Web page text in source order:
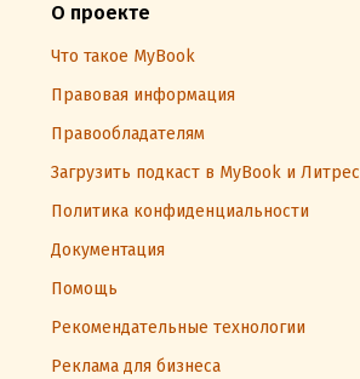
О проекте
Что такое MyBook
Правовая информация
Правообладателям
Загрузить подкаст в MyBook и Литрес
Политика конфиденциальности
Документация
Помощь
Рекомендательные технологии
Реклама для бизнеса